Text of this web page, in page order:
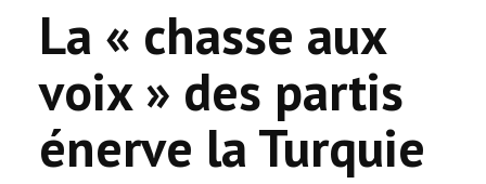
ACTUALITÉ
COMMUNAUTÉ
EVÉNEMENTS
La « chasse aux
voix » des partis
énerve la Turquie